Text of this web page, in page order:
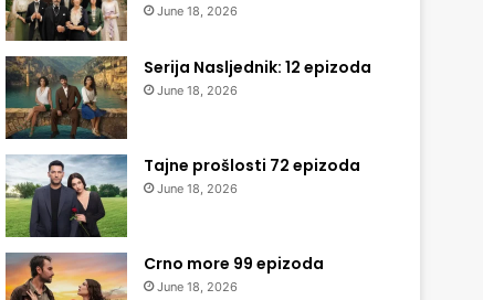
June 18, 2026
Serija Nasljednik: 12 epizoda
June 18, 2026
Tajne prošlosti 72 epizoda
June 18, 2026
Crno more 99 epizoda
June 18, 2026